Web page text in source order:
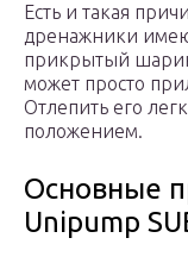
Есть и такая
дренажники
прикрытый
может просто
Отлепить его
положением.
Основные
Unipump